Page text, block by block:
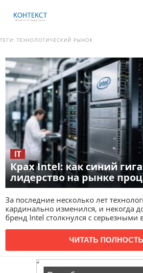
ТЕГИ: ТЕХНОЛОГИЧЕСКИЙ РЫНОК
Крах Intel: как синий
лидерство на рынке
IT
За последние несколько лет
кардинально изменился, и некогда
бренд Intel столкнулся с
ЧИТАТЬ